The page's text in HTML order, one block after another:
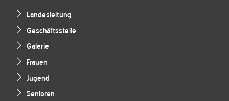
Landesleitung
Geschäftsstelle
Galerie
Frauen
Jugend
Senioren